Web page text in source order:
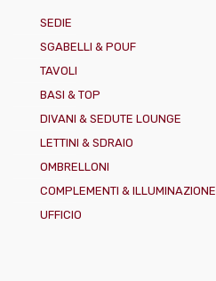
SEDIE
SGABELLI & POUF
TAVOLI
BASI & TOP
DIVANI & SEDUTE LOUNGE
LETTINI & SDRAIO
OMBRELLONI
COMPLEMENTI & ILLUMINAZIONE
UFFICIO